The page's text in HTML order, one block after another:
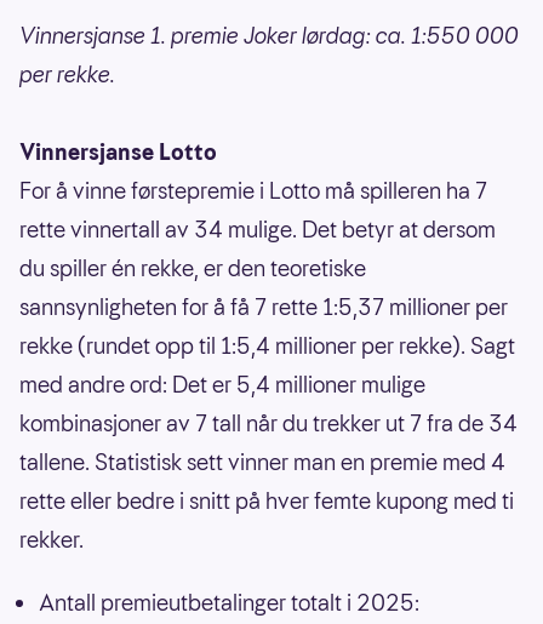
Vinnersjanse 1. premie Joker lørdag: ca. 1:550 000
per rekke.
Vinnersjanse Lotto
For å vinne førstepremie i Lotto må spilleren ha 7
rette vinnertall av 34 mulige. Det betyr at dersom
du spiller én rekke, er den teoretiske
sannsynligheten for å få 7 rette 1:5,37 millioner per
rekke (rundet opp til 1:5,4 millioner per rekke). Sagt
med andre ord: Det er 5,4 millioner mulige
kombinasjoner av 7 tall når du trekker ut 7 fra de 34
tallene. Statistisk sett vinner man en premie med 4
rette eller bedre i snitt på hver femte kupong med ti
rekker.
Antall premieutbetalinger totalt i 2025: